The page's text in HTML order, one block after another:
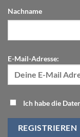
Nachname
E-Mail-Adresse:
Ich habe die